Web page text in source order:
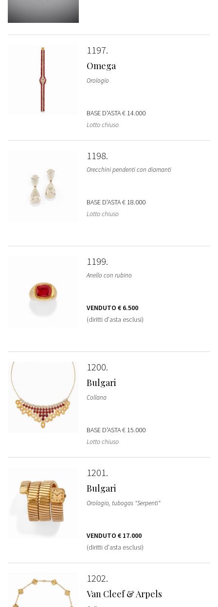
1197
Omega
Orologio
BASE D'ASTA€ 14.000
Lotto chiuso
1198
Orecchini pendenti con diamanti
BASE D'ASTA€ 18.000
Lotto chiuso
1199
Anello con rubino
VENDUTO € 6.500
(diritti d'asta esclusi)
1200
Bulgari
Collana
BASE D'ASTA€ 15.000
Lotto chiuso
1201
Bulgari
Orologio, tubogas "Serpenti"
VENDUTO € 17.000
(diritti d'asta esclusi)
1202
Van Cleef & Arpels